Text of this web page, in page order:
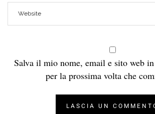
Salva il mio nome, email e sito web
per la prossima volta che